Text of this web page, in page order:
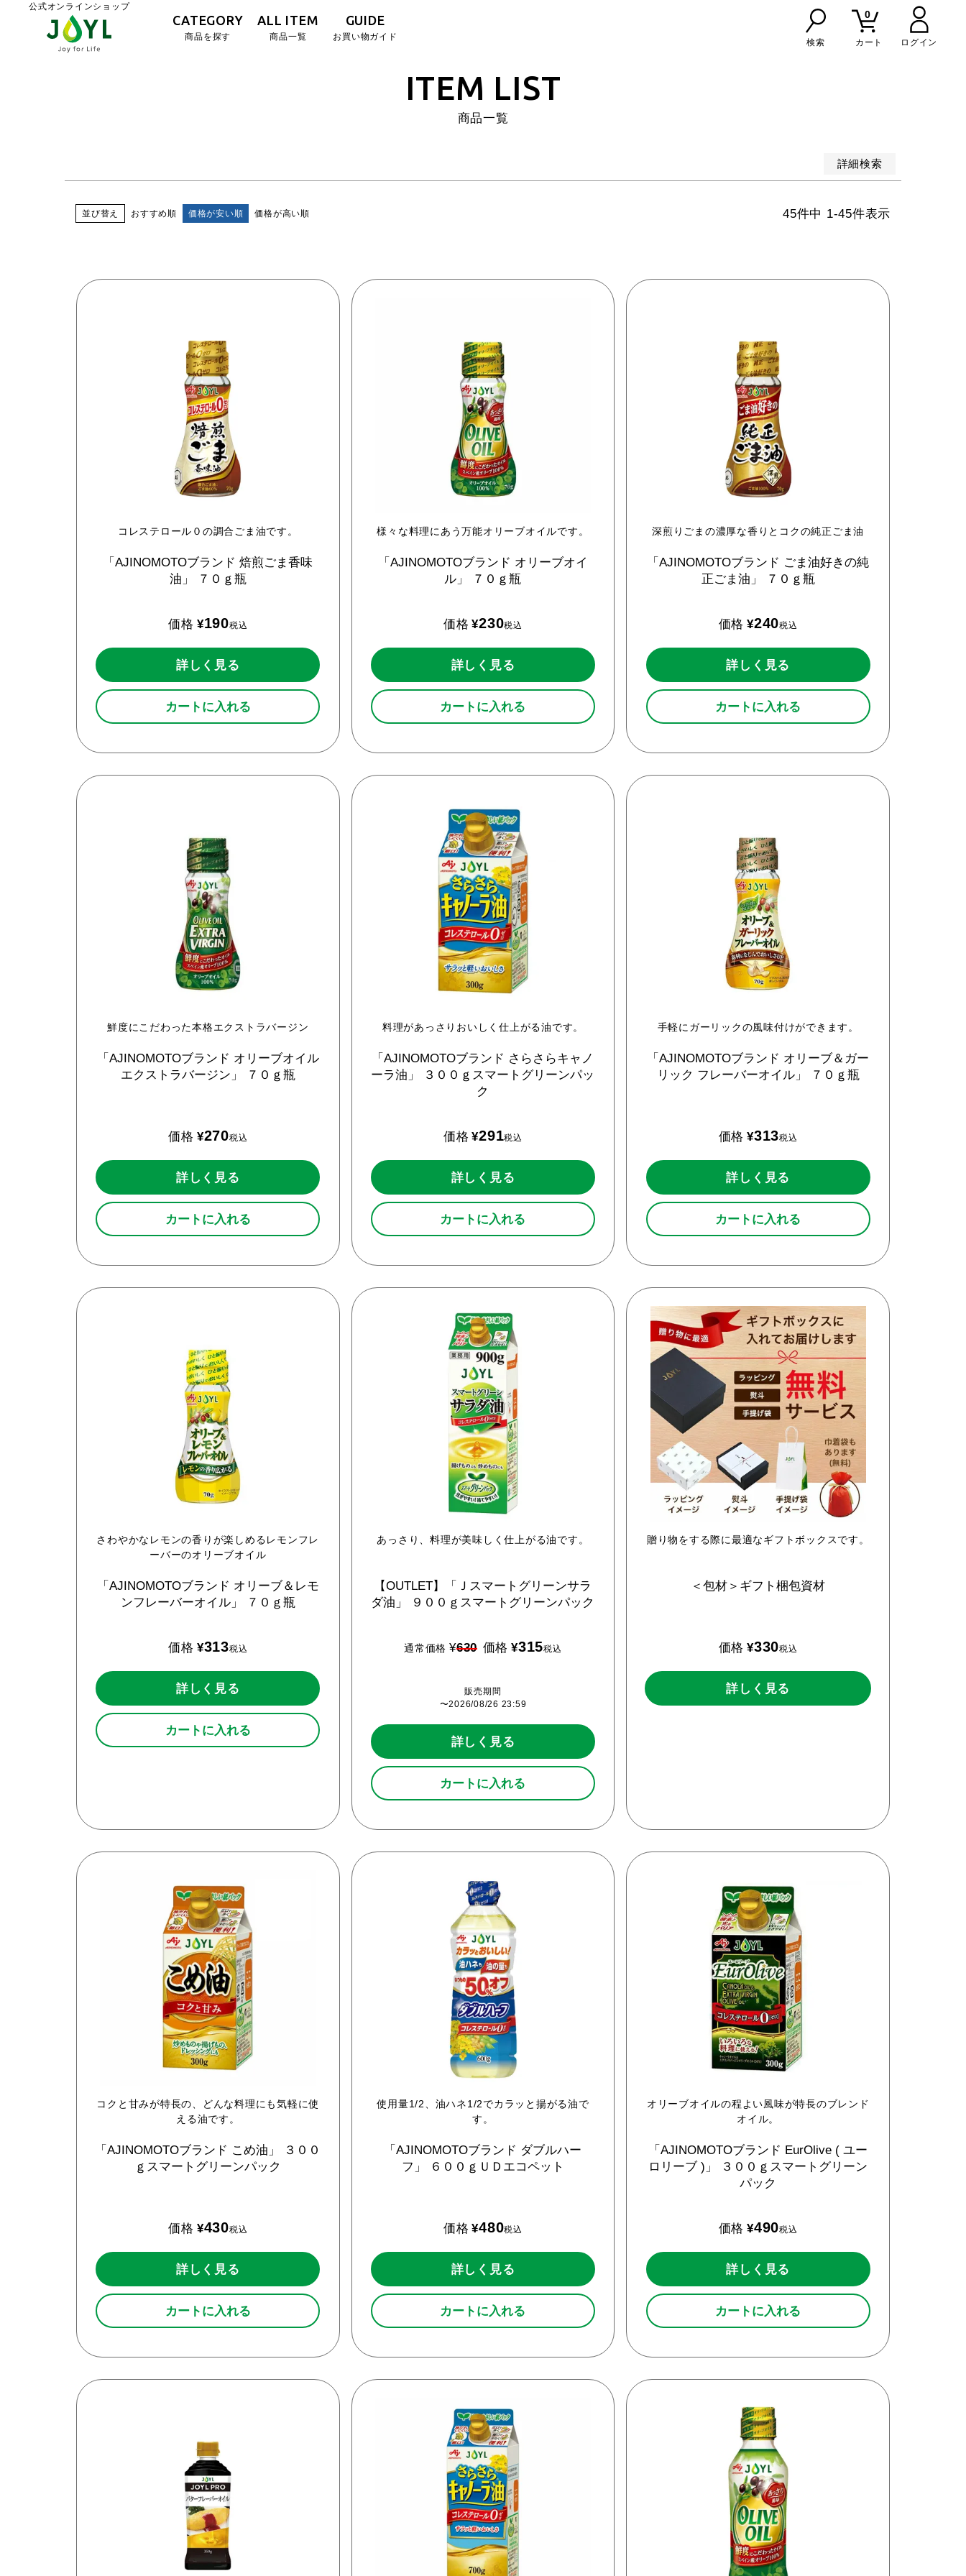
公式オンラインショップ
CATEGORY
商品を探す
ALL ITEM
商品一覧
GUIDE
お買い物ガイド
検索
0
カート
ITEM LIST
商品一覧
詳細検索
並び替え おすすめ順 価格が安い順 価格が高い順 45件中 1-45件表示
コレステロール０の調合ごま油です。
「AJINOMOTOブランド焙煎ごま香味
油」
７０ｇ瓶
価格 ¥190税込
詳しく見る
カートに入れる
様々な料理にあう万能オリーブオイルです。
「AJINOMOTOブランド オリーブオイ
ル」
７０ｇ瓶
価格 ¥230税込
詳しく見る
カートに入れる
深煎りごまの濃厚な香りとコクの純正ごま油
「AJINOMOTOブランド ごま油好きの純
正ごま油」
７０ｇ瓶
価格 ¥240税込
詳しく見る
カートに入れる
鮮度にこだわった本格エクストラバージン
「AJINOMOTOブランド オリーブオイル
エクストラバージン」
７０ｇ瓶
価格 ¥270税込
詳しく見る
カートに入れる
料理があっさりおいしく仕上がる油です。
「AJINOMOTOブランド さらさらキャノ
ーラ油」
３００ｇスマートグリーンパッ
ク
価格 ¥291税込
詳しく見る
カートに入れる
手軽にガーリックの風味付けができます。
「AJINOMOTOブランド オリーブ＆ガー
リック フレーバーオイル」 ７０ｇ瓶
価格 ¥313税込
詳しく見る
カートに入れる
さわやかなレモンの香りが楽しめるレモンフレ
ーバーのオリーブオイル
「AJINOMOTOブランド オリーブ＆レモ
ンフレーバーオイル」
７０ｇ瓶
価格 ¥313税込
詳しく見る
カートに入れる
あっさり、料理が美味しく仕上がる油です。
【OUTLET】「Ｊスマートグリーンサラ
ダ油」
９００ｇスマートグリーンパック
通常価格 ¥630 価格 ¥315税込
販売期間
〜2026/08/26 23:59
詳しく見る
カートに入れる
贈り物をする際に最適なギフトボックスです。
＜包材＞ギフト梱包資材
価格 ¥330税込
詳しく見る
コクと甘みが特長の、どんな料理にも気軽に使
える油です。
「AJINOMOTOブランド こめ油」
３００
ｇスマートグリーンパック
価格 ¥430税込
詳しく見る
カートに入れる
使用量1/2、油ハネ1/2でカラッと揚がる油で
す。
「AJINOMOTOブランド ダブルハー
フ」
６００ｇＵＤエコペット
価格 ¥480税込
詳しく見る
カートに入れる
オリーブオイルの程よい風味が特長のブレンド
オイル。
「AJINOMOTOブランド EurOlive (ユー
ロリーブ)」
３００ｇスマートグリーン
パック
価格 ¥490税込
詳しく見る
カートに入れる